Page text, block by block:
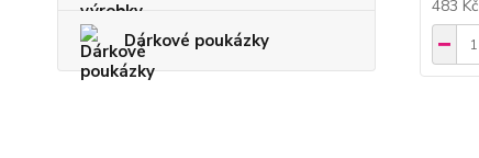
Dárkové poukázky
483 Kč